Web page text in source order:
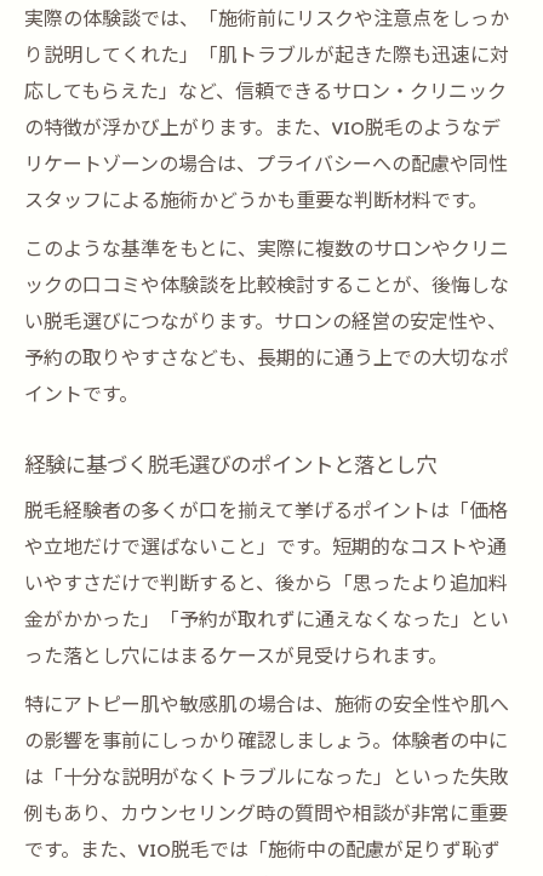
実際の体験談では、「施術前にリスクや注意点をしっか
り説明してくれた」「肌トラブルが起きた際も迅速に対
応してもらえた」など、信頼できるサロン・クリニック
の特徴が浮かび上がります。また、VIO脱毛のようなデ
リケートゾーンの場合は、プライバシーへの配慮や同性
スタッフによる施術かどうかも重要な判断材料です。
このような基準をもとに、実際に複数のサロンやクリニ
ックの口コミや体験談を比較検討することが、後悔しな
い脱毛選びにつながります。サロンの経営の安定性や、
予約の取りやすさなども、長期的に通う上での大切なポ
イントです。
経験に基づく脱毛選びのポイントと落とし穴
脱毛経験者の多くが口を揃えて挙げるポイントは「価格
や立地だけで選ばないこと」です。短期的なコストや通
いやすさだけで判断すると、後から「思ったより追加料
金がかかった」「予約が取れずに通えなくなった」とい
った落とし穴にはまるケースが見受けられます。
特にアトピー肌や敏感肌の場合は、施術の安全性や肌へ
の影響を事前にしっかり確認しましょう。体験者の中に
は「十分な説明がなくトラブルになった」といった失敗
例もあり、カウンセリング時の質問や相談が非常に重要
です。また、VIO脱毛では「施術中の配慮が足りず恥ず